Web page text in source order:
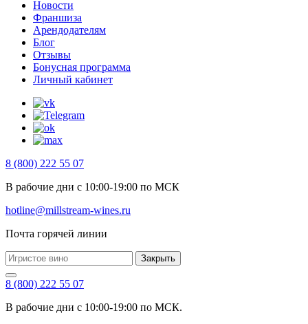
Новости
Франшиза
Арендодателям
Блог
Отзывы
Бонусная программа
Личный кабинет
8 (800) 222 55 07
В рабочие дни с 10:00-19:00 по МСК
hotline@millstream-wines.ru
Почта горячей линии
Закрыть
8 (800) 222 55 07
В рабочие дни с 10:00-19:00 по МСК.